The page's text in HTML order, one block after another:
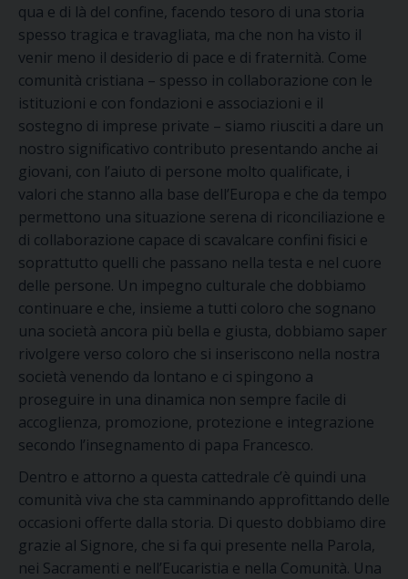
qua e di là del confine, facendo tesoro di una storia
spesso tragica e travagliata, ma che non ha visto il
venir meno il desiderio di pace e di fraternità. Come
comunità cristiana – spesso in collaborazione con le
istituzioni e con fondazioni e associazioni e il
sostegno di imprese private – siamo riusciti a dare un
nostro significativo contributo presentando anche ai
giovani, con l’aiuto di persone molto qualificate, i
valori che stanno alla base dell’Europa e che da tempo
permettono una situazione serena di riconciliazione e
di collaborazione capace di scavalcare confini fisici e
soprattutto quelli che passano nella testa e nel cuore
delle persone. Un impegno culturale che dobbiamo
continuare e che, insieme a tutti coloro che sognano
una società ancora più bella e giusta, dobbiamo saper
rivolgere verso coloro che si inseriscono nella nostra
società venendo da lontano e ci spingono a
proseguire in una dinamica non sempre facile di
accoglienza, promozione, protezione e integrazione
secondo l’insegnamento di papa Francesco.
Dentro e attorno a questa cattedrale c’è quindi una
comunità viva che sta camminando approfittando delle
occasioni offerte dalla storia. Di questo dobbiamo dire
grazie al Signore, che si fa qui presente nella Parola,
nei Sacramenti e nell’Eucaristia e nella Comunità. Una